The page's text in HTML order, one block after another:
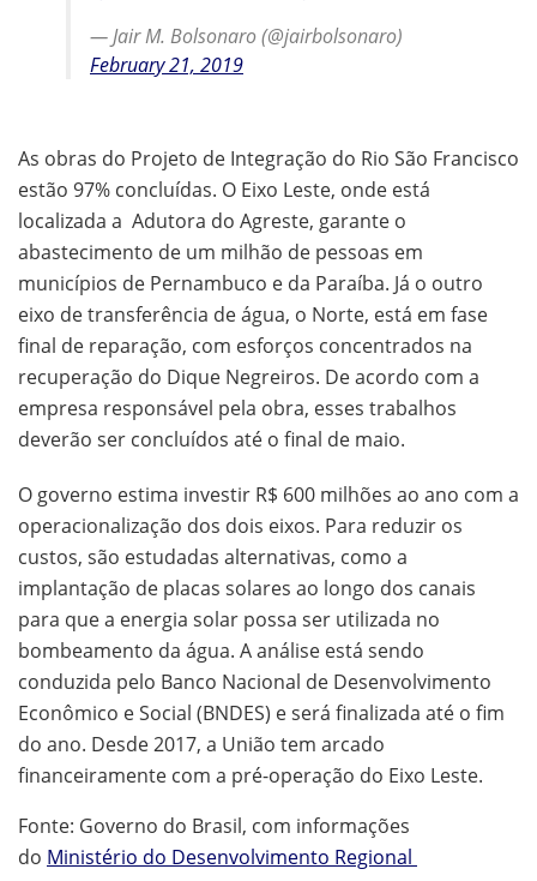
— Jair M. Bolsonaro (@jairbolsonaro)
February 21, 2019
As obras do Projeto de Integração do Rio São Francisco
estão 97% concluídas. O Eixo Leste, onde está
localizada a Adutora do Agreste, garante o
abastecimento de um milhão de pessoas em
municípios de Pernambuco e da Paraíba. Já o outro
eixo de transferência de água, o Norte, está em fase
final de reparação, com esforços concentrados na
recuperação do Dique Negreiros. De acordo com a
empresa responsável pela obra, esses trabalhos
deverão ser concluídos até o final de maio.
O governo estima investir R$ 600 milhões ao ano com a
operacionalização dos dois eixos. Para reduzir os
custos, são estudadas alternativas, como a
implantação de placas solares ao longo dos canais
para que a energia solar possa ser utilizada no
bombeamento da água. A análise está sendo
conduzida pelo Banco Nacional de Desenvolvimento
Econômico e Social (BNDES) e será finalizada até o fim
do ano. Desde 2017, a União tem arcado
financeiramente com a pré-operação do Eixo Leste.
Fonte: Governo do Brasil, com informações
do Ministério do Desenvolvimento Regional